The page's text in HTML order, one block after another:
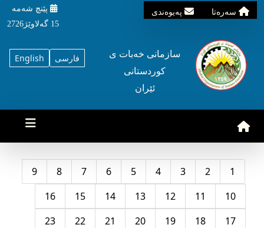
سه‌ره‌تا په‌یوه‌ندی
پێنچ شه‌مه‌
15 گه‌لاوێژ2726
English فارسی
سازمانی خه‌بات ی
کوردستانی
ئێران
1
2
3
4
5
6
7
8
9
10
11
12
13
14
15
16
17
18
19
20
21
22
23